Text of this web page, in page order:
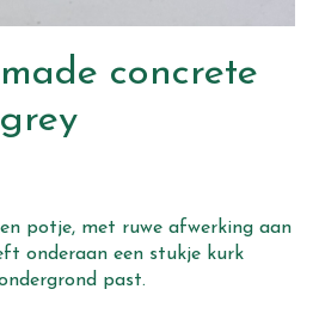
concrete
potje, met ruwe afwerking aan
onderaan een stukje kurk
past.